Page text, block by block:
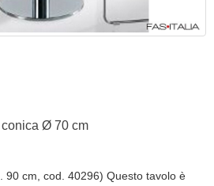
Ø 70 cm
90 cm, cod. 40296) Questo tavolo è